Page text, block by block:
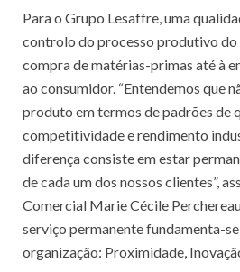
Para o Grupo Lesaffre, uma
controlo do processo produtivo
compra de matérias-primas até à
ao consumidor. “Entendemos que
produto em termos de padrões de
competitividade e rendimento
diferença consiste em estar
de cada um dos nossos clientes”,
Comercial Marie Cécile
serviço permanente fundamenta-
organização: Proximidade,